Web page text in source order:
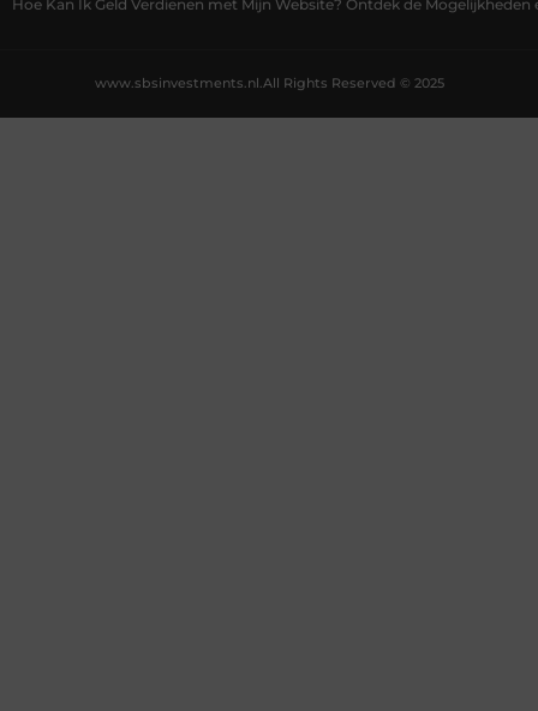
Hoe Kan Ik Geld Verdienen met Mijn Website? Ontdek de Mogelijkheden
All Rights Reserved © 2025
www.sbsinvestments.nl.